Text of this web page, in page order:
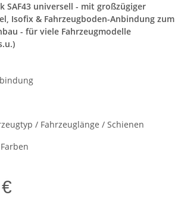
SAF43 universell - mit großzügiger
Isofix & Fahrzeugboden-Anbindung zum
- für viele Fahrzeugmodelle
/ Fahrzeuglänge / Schienen